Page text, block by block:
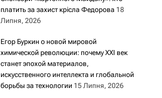
платить за захист крісла Федорова 18
Липня, 2026
Егор Буркин о новой мировой
химической революции: почему XXI век
станет эпохой материалов,
искусственного интеллекта и глобальной
борьбы за технологии 15 Липня, 2026